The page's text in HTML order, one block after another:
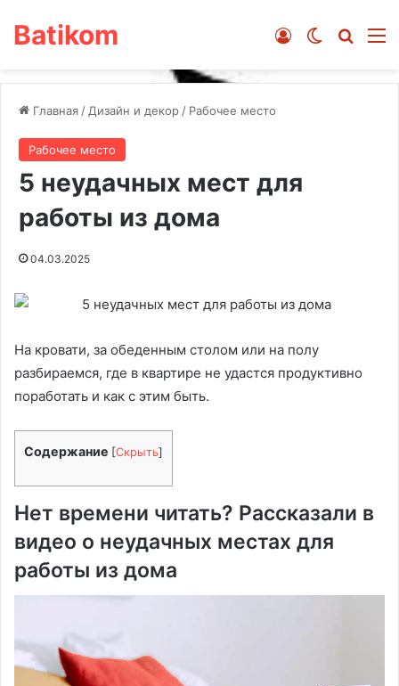
Batikom Switch skin
Войти
Главная / Дизайн и декор / Рабочее место
Рабочее место
5 неудачных мест для
работы из дома
04.03.2025
На кровати, за обеденным столом или на полу
разбираемся, где в квартире не удастся продуктивно
поработать и как с этим быть.
Содержание [Скрыть]
Нет времени читать? Рассказали в
видео о неудачных местах для
работы из дома